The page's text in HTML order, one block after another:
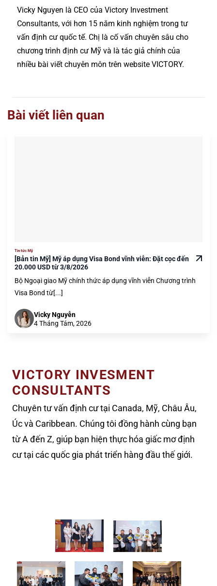
Vicky Nguyen là CEO của Victory Investment
Consultants, với hơn 15 năm kinh nghiệm trong tư
vấn định cư quốc tế. Chị là cố vấn chuyên sâu cho
chương trình định cư Mỹ và là tác giả chính của
nhiều bài viết chuyên môn trên website VICTORY.
Bài viết liên quan
Tin tức Mỹ
[Bản tin Mỹ] Mỹ áp dụng Visa Bond vĩnh viễn: Đặt cọc đến
20.000 USD từ 3/8/2026
Bộ Ngoại giao Mỹ chính thức áp dụng vĩnh viễn Chương trình
Visa Bond từ[...]
Vicky Nguyễn
4 Tháng Tám, 2026
VICTORY INVESMENT
CONSULTANTS
Chuyên tư vấn định cư tại Canada, Mỹ, Châu Âu,
Úc và Caribbean. Chúng tôi đồng hành cùng bạn
từ A đến Z, giúp bạn hiện thực hóa giấc mơ định
cư tại các quốc gia phát triển hàng đầu thế giới.